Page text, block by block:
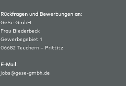
Rückfragen und Bewerbungen an:
GeSe GmbH
Frau Biederbeck
Gewerbegebiet 1
06682 Teuchern – Prittitz
E-Mail:
jobs@gese-gmbh.de